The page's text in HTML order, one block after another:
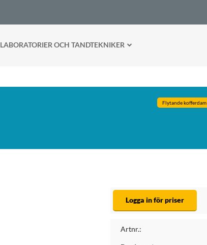
LABORATORIER OCH TANDTEKNIKER
Flytande kofferdam
Logga in för priser
Artnr.: